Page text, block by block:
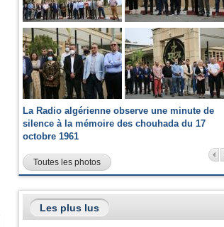
La Radio algérienne observe une minute de
silence à la mémoire des chouhada du 17
octobre 1961
Toutes les photos
Les plus lus